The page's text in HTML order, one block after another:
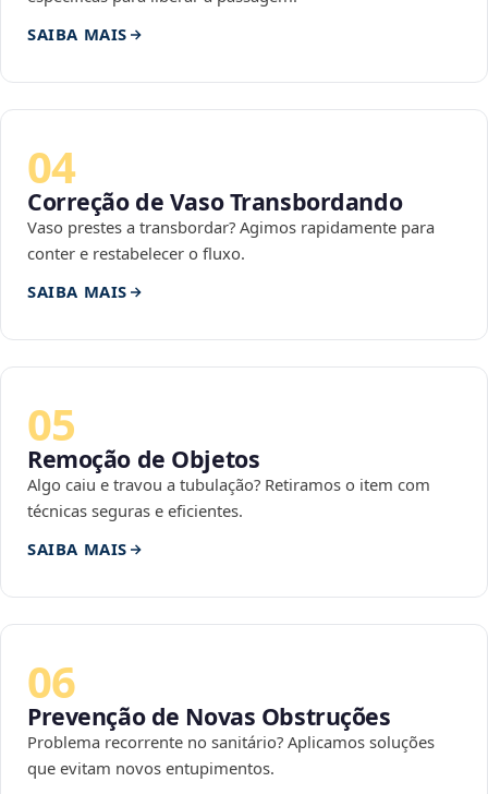
SAIBA MAIS
04
Correção de Vaso Transbordando
Vaso prestes a transbordar? Agimos rapidamente para
conter e restabelecer o fluxo.
SAIBA MAIS
05
Remoção de Objetos
Algo caiu e travou a tubulação? Retiramos o item com
técnicas seguras e eficientes.
SAIBA MAIS
06
Prevenção de Novas Obstruções
Problema recorrente no sanitário? Aplicamos soluções
que evitam novos entupimentos.